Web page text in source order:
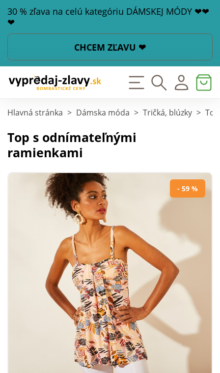
30 % zľava na celú kategóriu DÁMSKEJ MÓDY ❤❤
❤
CHCEM ZĽAVU ❤
Hlavná stránka > Dámska móda > Tričká, blúzky >
Top s odnímateľnými
ramienkami
- 59 %